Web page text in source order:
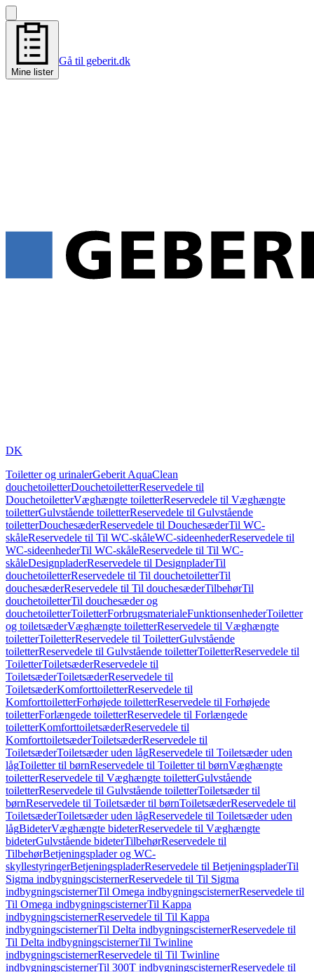
Mine lister
Gå til geberit.dk
DK
Toiletter og urinalerGeberit AquaClean
douchetoiletterDouchetoiletterReservedele til
DouchetoiletterVæghængte toiletterReservedele til Væghængte
toiletterGulvstående toiletterReservedele til Gulvstående
toiletterDouchesæderReservedele til DouchesæderTil WC-
skåleReservedele til Til WC-skåleWC-sideenhederReservedele til
WC-sideenhederTil WC-skåleReservedele til Til WC-
skåleDesignpladerReservedele til DesignpladerTil
douchetoiletterReservedele til Til douchetoiletterTil
douchesæderReservedele til Til douchesæderTilbehørTil
douchetoiletterTil douchesæder og
douchetoiletterToiletterForbrugsmaterialeFunktionsenhederToiletter
og toiletsæderVæghængte toiletterReservedele til Væghængte
toiletterToiletterReservedele til ToiletterGulvstående
toiletterReservedele til Gulvstående toiletterToiletterReservedele til
ToiletterToiletsæderReservedele til
ToiletsæderToiletsæderReservedele til
ToiletsæderKomforttoiletterReservedele til
KomforttoiletterForhøjede toiletterReservedele til Forhøjede
toiletterForlængede toiletterReservedele til Forlængede
toiletterKomforttoiletsæderReservedele til
KomforttoiletsæderToiletsæderReservedele til
ToiletsæderToiletsæder uden lågReservedele til Toiletsæder uden
lågToiletter til børnReservedele til Toiletter til børnVæghængte
toiletterReservedele til Væghængte toiletterGulvstående
toiletterReservedele til Gulvstående toiletterToiletsæder til
børnReservedele til Toiletsæder til børnToiletsæderReservedele til
ToiletsæderToiletsæder uden lågReservedele til Toiletsæder uden
lågBideterVæghængte bideterReservedele til Væghængte
bideterGulvstående bideterTilbehørReservedele til
TilbehørBetjeningsplader og WC-
skyllestyringerBetjeningspladerReservedele til BetjeningspladerTil
Sigma indbygningscisternerReservedele til Til Sigma
indbygningscisternerTil Omega indbygningscisternerReservedele til
Til Omega indbygningscisternerTil Kappa
indbygningscisternerReservedele til Til Kappa
indbygningscisternerTil Delta indbygningscisternerReservedele til
Til Delta indbygningscisternerTil Twinline
indbygningscisternerReservedele til Til Twinline
indbygningscisternerTil 300T indbygningscisternerReservedele til